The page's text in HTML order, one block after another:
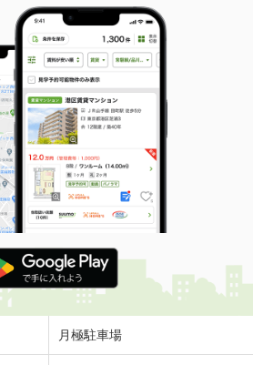
月極駐車場